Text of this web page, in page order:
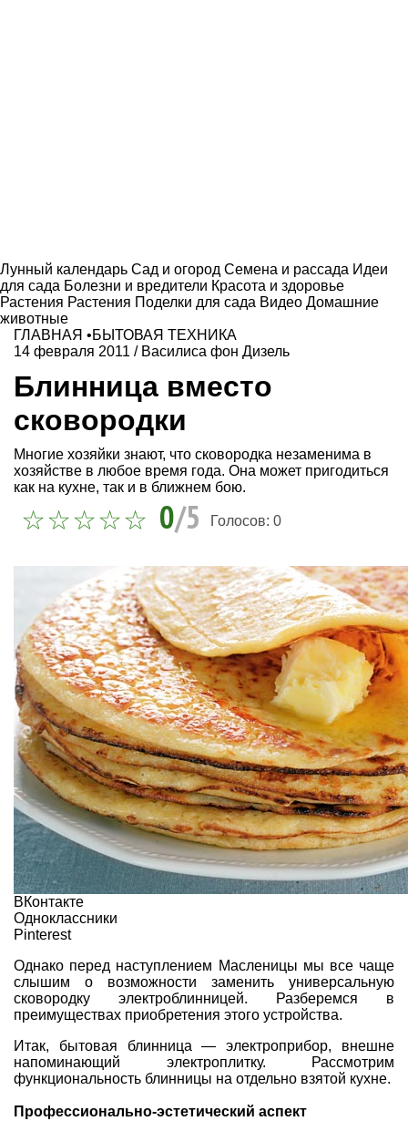
Лунный календарь Сад и огород Семена и рассада Идеи
для сада Болезни и вредители Красота и здоровье
Растения Растения Поделки для сада Видео Домашние
животные
ГЛАВНАЯ •БЫТОВАЯ ТЕХНИКА
14 февраля 2011 / Василиса фон Дизель
Блинница вместо
сковородки
Многие хозяйки знают, что сковородка незаменима в
хозяйстве в любое время года. Она может пригодиться
как на кухне, так и в ближнем бою.
0/5 Голосов: 0
ВКонтакте
Одноклассники
Pinterest
Однако перед наступлением Масленицы мы все чаще
слышим о возможности заменить универсальную
сковородку электроблинницей. Разберемся в
преимуществах приобретения этого устройства.
Итак, бытовая блинница — электроприбор, внешне
напоминающий электроплитку. Рассмотрим
функциональность блинницы на отдельно взятой кухне.
Профессионально-эстетический аспект